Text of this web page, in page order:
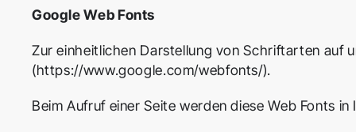
Google Web Fonts
Zur einheitlichen Darstellung von Schriftarten auf
(https://www.google.com/webfonts/).
Beim Aufruf einer Seite werden diese Web Fonts